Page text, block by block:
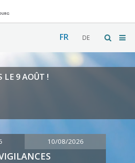
FR DE
LE 9 AOÛT !
10/08/2026